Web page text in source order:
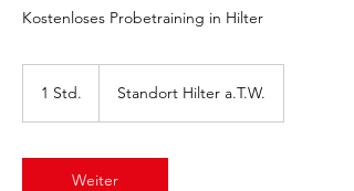
Kostenloses Probetraining in Hilter
1 Std.
d
Standort Hilter a.T.W.
Weiter